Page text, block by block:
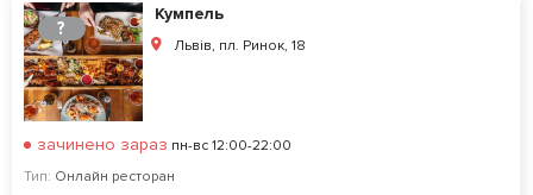
?
Кумпель
Львів, пл. Ринок, 18
зачинено зараз пн-вс 12:00-22:00
Тип: Онлайн ресторан